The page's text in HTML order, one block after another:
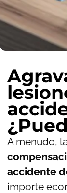
A menudo,
accidente
importe